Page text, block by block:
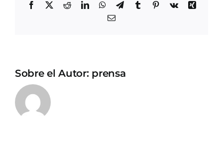
Facebook
X RedditLinkedInWhatsApp
TelegramTumblrPinterest
Vk
Xing
Correo
Sobre el Autor: prensa